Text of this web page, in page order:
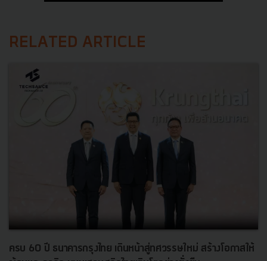
RELATED ARTICLE
ครบ 60 ปี ธนาคารกรุงไทย เดินหน้าสู่ทศวรรษใหม่ สร้างโอกาสให้